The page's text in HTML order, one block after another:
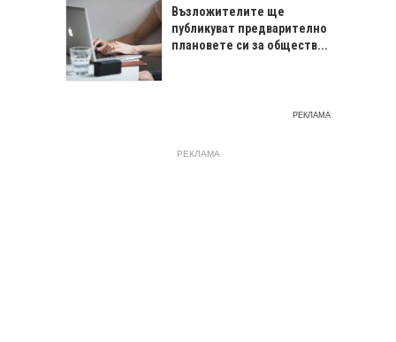
Възложителите ще
публикуват предварително
плановете си за обществ...
РЕКЛАМА
РЕКЛАМА